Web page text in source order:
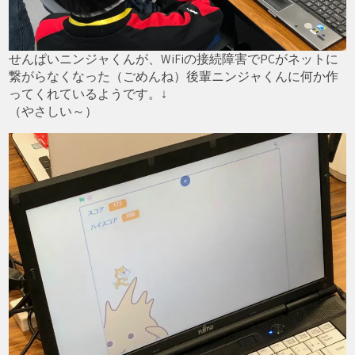
せんぱいニンジャくんが、WiFiの接続障害でPCがネットに
繋がらなくなった（ごめんね）後輩ニンジャくんに何か作
ってくれているようです。↓
（やさしい～）